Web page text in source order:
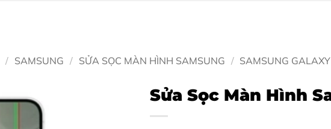
/ SAMSUNG / SỬA SỌC MÀN HÌNH SAMSUNG / SAMSUNG
Sửa Sọc Màn Hình